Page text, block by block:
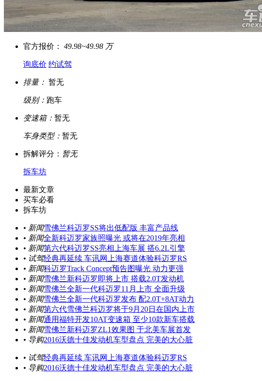
官方报价： 49.98~49.98 万
询底价 约试驾
排量： 暂无
级别： 跑车
变速箱： 暂无
车身类型： 暂无
拆解评分： 暂无
拆车坊
最新文章
买车必看
拆车坊
• 新闻雪佛兰科迈罗SS将出低配版 丰富产品线
• 新闻全新科迈罗家族照曝光 或将在2019年亮相
• 新闻第六代科迈罗SS亮相上海车展 搭6.2L引擎
• 试驾经典再延续 车讯网上海赛道体验科迈罗RS
• 新闻科迈罗Track Concept预告图曝光 动力更强
• 新闻雪佛兰新科迈罗即将上市 搭载2.0T发动机
• 新闻雪佛兰全新一代科迈罗11月上市 全面升级
• 新闻雪佛兰全新一代科迈罗发布 配2.0T+8AT动力
• 新闻第六代雪佛兰科迈罗将于9月20日在国内上市
• 新闻通用福特开发10AT变速箱 至少10款新车搭载
• 新闻雪佛兰新科迈罗ZL1效果图 于北美车展首发
• 导购2016沃德十佳发动机车型盘点 完美的大心脏
• 试驾经典再延续 车讯网上海赛道体验科迈罗RS
• 导购2016沃德十佳发动机车型盘点 完美的大心脏